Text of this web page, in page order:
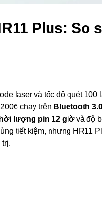
Plus: So
laser và tốc độ quét 100
chạy trên Bluetooth 3.0
lượng pin 12 giờvà độ
tiết kiệm, nhưng HR11
trị.